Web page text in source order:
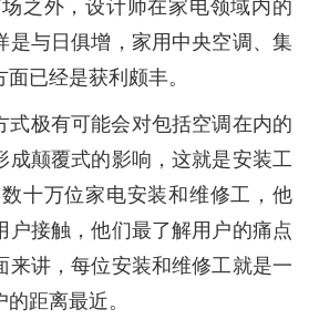
是与日俱增，家用中央空调、集
已经是获利颇丰。
式极有可能会对包括空调在内的
成颠覆式的影响，这就是安装工
十万位家电安装和维修工，他
户接触，他们最了解用户的痛点
来讲，每位安装和维修工就是一
距离最近。